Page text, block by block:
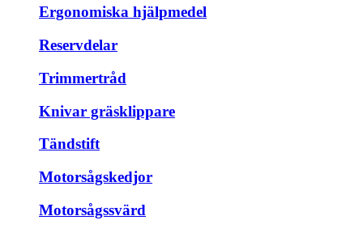
Ergonomiska hjälpmedel
Reservdelar
Trimmertråd
Knivar gräsklippare
Tändstift
Motorsågskedjor
Motorsågssvärd